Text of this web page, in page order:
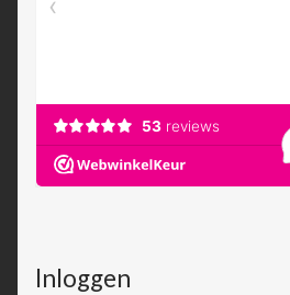
Inloggen